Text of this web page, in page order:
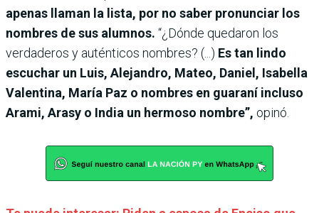
apenas llaman la lista, por no saber pronunciar los
nombres de sus alumnos. “¿Dónde quedaron los
verdaderos y auténticos nombres? (...) Es tan lindo
escuchar un Luis, Alejandro, Mateo, Daniel, Isabella
Valentina, María Paz o nombres en guaraní incluso
Arami, Arasy o India un hermoso nombre”, opinó.